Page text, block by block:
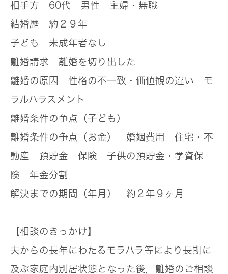
相手方 60代 男性 主婦・無職
結婚歴 約２９年
子ども 未成年者なし
離婚請求 離婚を切り出した
離婚の原因 性格の不一致・価値観の違い モ
ラルハラスメント
離婚条件の争点（子ども）
離婚条件の争点（お金） 婚姻費用 住宅・不
動産 預貯金 保険 子供の預貯金・学資保
険 年金分割
解決までの期間（年月） 約２年９ヶ月
【相談のきっかけ】
夫からの長年にわたるモラハラ等により長期に
及ぶ家庭内別居状態となった後，離婚のご相談